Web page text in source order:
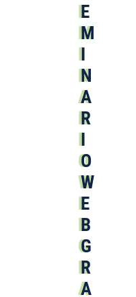
E
M
I
N
A
R
I
O
W
E
B
G
R
A